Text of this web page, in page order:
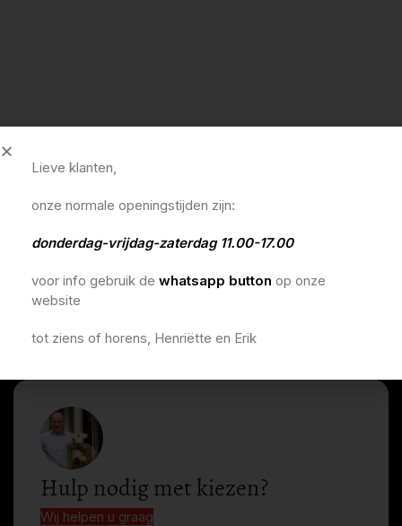
Hulp nodig met kiezen?
Wij helpen u graag
Lieve klanten,
onze normale openingstijden zijn:
donderdag-vrijdag-zaterdag 11.00-17.00
voor info gebruik de whatsapp button op onze
website
tot ziens of horens, Henriëtte en Erik